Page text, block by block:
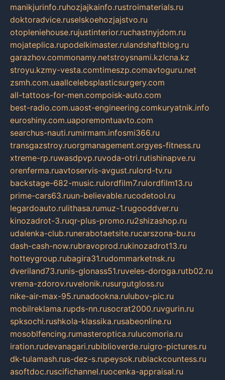
manikjurinfo.ruhozjajkainfo.rustroimaterials.ru
doktoradvice.ruselskoehozjajstvo.ru
otopleniehouse.rujustinterior.ruchastnyjdom.ru
mojateplica.rupodelkimaster.rulandshaftblog.ru
garazhov.commonamy.netstroysnami.kzlcna.kz
stroyu.kzmy-vesta.comtimeszp.comavtoguru.net
zsmh.com.uaallcelebsplasticsurgery.com
all-tattoos-for-men.compoisk-auto.com
best-radio.com.uaost-engineering.comkuryatnik.info
euroshiny.com.uaporemontuavto.com
searchus-nauti.rumirmam.infosmi366.ru
transgazstroy.ruorgmanagement.orgyes-fitness.ru
xtreme-rp.ruwasdpvp.ruvoda-otri.rutishinapve.ru
orenferma.ruavtoservis-avgust.rulord-tv.ru
backstage-682-music.rulordfilm7.rulordfilm13.ru
prime-cars63.ruun-believable.rucodetool.ru
legardoauto.rulithasa.rumuz-1.rugooddver.ru
kinozadrot-3.ruqr-plus-promo.ru2shizashop.ru
udalenka-club.runerabotaetsite.rucarszona-bu.ru
dash-cash-now.rubravoprod.rukinozadrot13.ru
hotteygroup.rubagira31.rudommarketnsk.ru
dveriland73.runis-glonass51.ruveles-doroga.rutb02.ru
vrema-zdorov.ruvelonik.rusurgutgloss.ru
nike-air-max-95.runadookna.rulubov-pic.ru
mobilreklama.rupds-nn.rusocrat2000.ruvgurin.ru
spksochi.rushkola-klassika.rusabeonline.ru
mosoblfencing.rumasteroptica.rulucomoria.ru
iration.rudevanagari.rubiblioverde.ruigro-pictures.ru
dk-tulamash.rus-dez-s.rupeysok.rublackcountess.ru
asoftdoc.ruscifichannel.ruocenka-appraisal.ru